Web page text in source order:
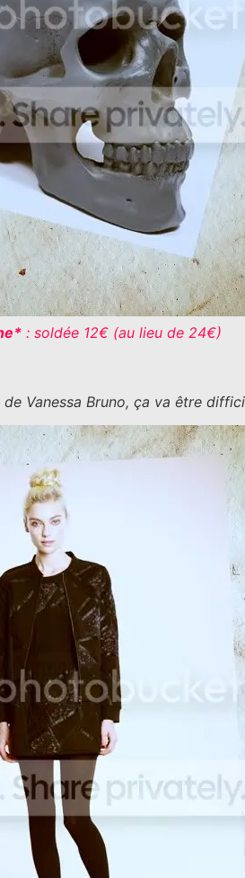
: soldée 12€ (au lieu de 24€)
Vanessa Bruno, ça va être